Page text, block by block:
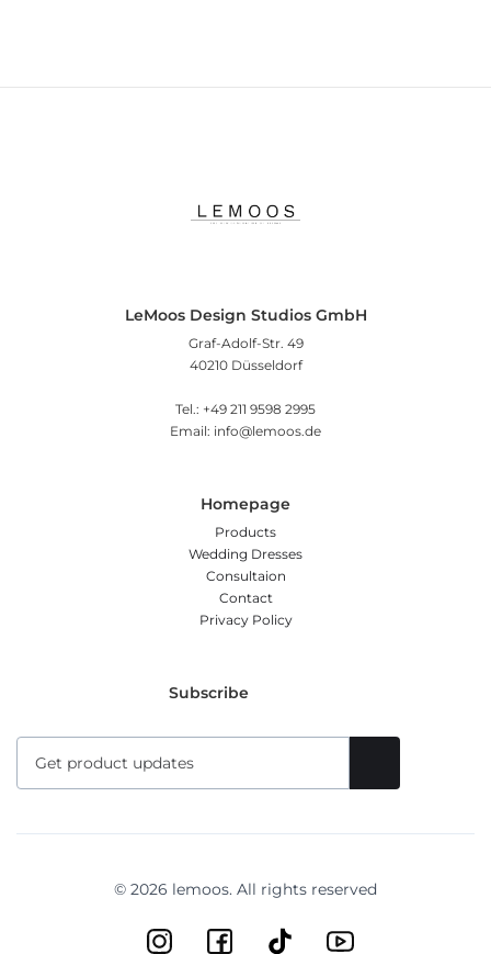
LeMoos Design Studios GmbH
Graf-Adolf-Str. 49
40210 Düsseldorf
Tel.: +49 211 9598 2995
Email: info@lemoos.de
Homepage
Products
Wedding Dresses
Consultaion
Contact
Privacy Policy
Subscribe
© 2026 lemoos. All rights reserved